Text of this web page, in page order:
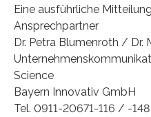
Eine ausführliche
Ansprechpartner
Dr. Petra Blumenroth / Dr.
Science
Bayern Innovativ GmbH
Tel. 0911-20671-116 / -148